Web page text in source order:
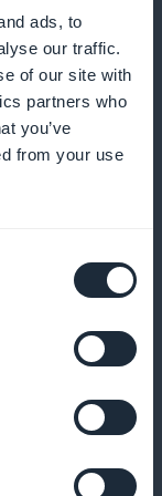
ads, to
our traffic.
of our site with
partners who
you’ve
from your use